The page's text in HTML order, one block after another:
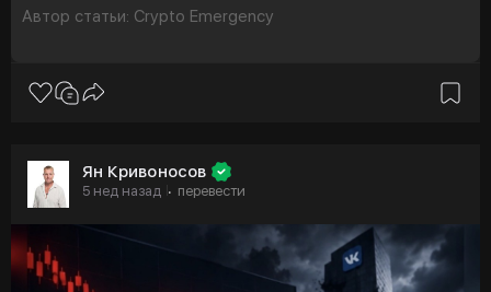
Автор статьи: Crypto Emergency
Ян Кривоносов
5 нед назад · перевести